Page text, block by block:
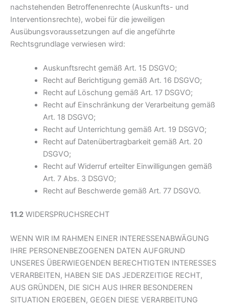
nachstehenden Betroffenenrechte (Auskunfts- und
Interventionsrechte), wobei für die jeweiligen
Ausübungsvoraussetzungen auf die angeführte
Rechtsgrundlage verwiesen wird:
Auskunftsrecht gemäß Art. 15 DSGVO;
Recht auf Berichtigung gemäß Art. 16 DSGVO;
Recht auf Löschung gemäß Art. 17 DSGVO;
Recht auf Einschränkung der Verarbeitung gemäß
Art. 18 DSGVO;
Recht auf Unterrichtung gemäß Art. 19 DSGVO;
Recht auf Datenübertragbarkeit gemäß Art. 20
DSGVO;
Recht auf Widerruf erteilter Einwilligungen gemäß
Art. 7 Abs. 3 DSGVO;
Recht auf Beschwerde gemäß Art. 77 DSGVO.
11.2 WIDERSPRUCHSRECHT
WENN WIR IM RAHMEN EINER INTERESSENABWÄGUNG
IHRE PERSONENBEZOGENEN DATEN AUFGRUND
UNSERES ÜBERWIEGENDEN BERECHTIGTEN INTERESSES
VERARBEITEN, HABEN SIE DAS JEDERZEITIGE RECHT,
AUS GRÜNDEN, DIE SICH AUS IHRER BESONDEREN
SITUATION ERGEBEN, GEGEN DIESE VERARBEITUNG